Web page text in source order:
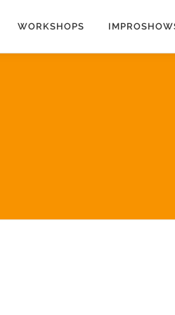
WORKSHOPS